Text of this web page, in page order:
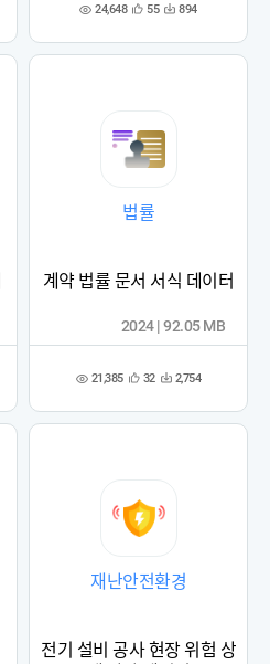
조 24,648 관
록
55 다 894
법률
계약 법률 문서 서식 데이터
조 21,385 관
록
32 다 2,754
2024 | 92.05 MB
재난안전환경
전기 설비 공사 현장 위험 상